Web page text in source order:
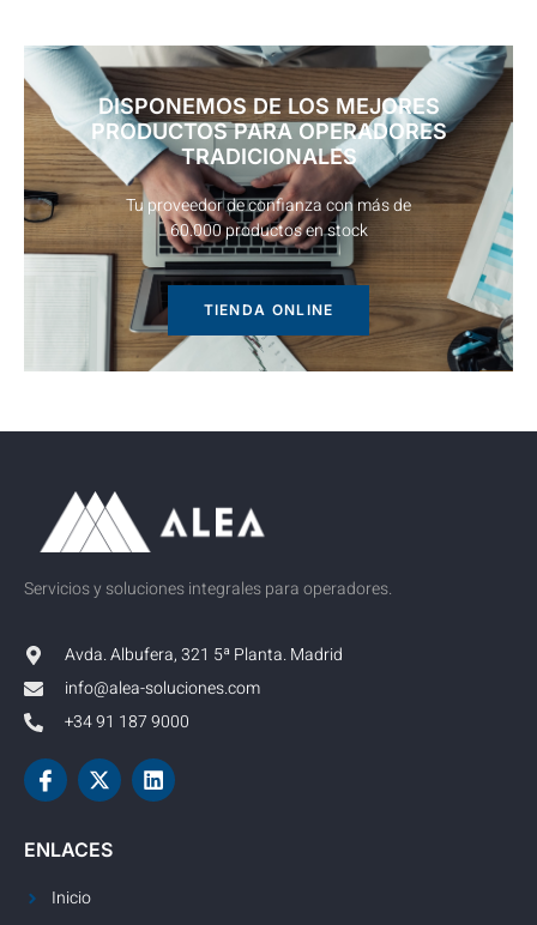
DISPONEMOS DE LOS MEJORES
PRODUCTOS PARA OPERADORES
TRADICIONALES
Tu proveedor de confianza con más de
60.000 productos en stock
TIENDA ONLINE
Servicios y soluciones integrales para operadores.
Avda. Albufera, 321 5ª Planta. Madrid
info@alea-soluciones.com
+34 91 187 9000
ENLACES
Inicio